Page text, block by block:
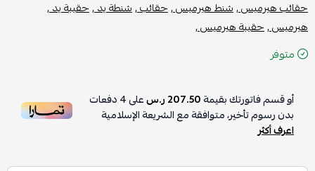
حقائب هيرميس ,شنط هيرميس ,حقائب ,شنطة يد ,حقيبة يد ,
هيرميس ,حقيبة هيرميس ,
متوفر
أو قسم فاتورتك بقيمة207.50 ر.س على4دفعات
بدون رسوم تأخير، متوافقة مع الشريعة الإسلامية
اعرف أكثر